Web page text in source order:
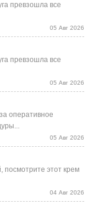
превзошла все
05 Авг 2026
превзошла все
05 Авг 2026
оперативное
05 Авг 2026
посмотрите этот крем
04 Авг 2026